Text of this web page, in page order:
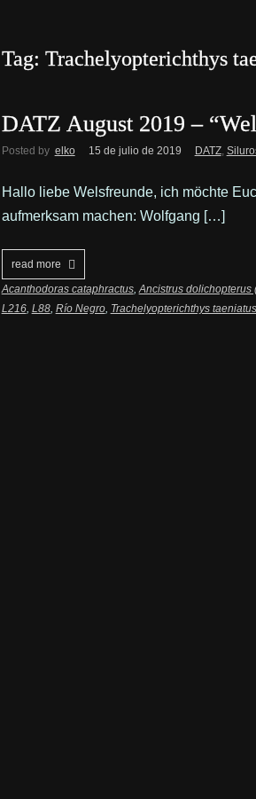
Tag: Trachelyopterichthys
DATZ August 2019 –
Posted by elko 15 de julio de 2019 DATZ,
Hallo liebe Welsfreunde, ich möchte
aufmerksam machen: Wolfgang […]
read more
Acanthodoras cataphractus,Ancistrus dolichopterus
L216, L88, Río Negro, Trachelyopterichthys taeniatus